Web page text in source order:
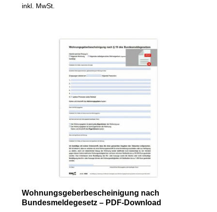
inkl. MwSt.
Wohnungsgeberbescheinigung nach
Bundesmeldegesetz – PDF-Download